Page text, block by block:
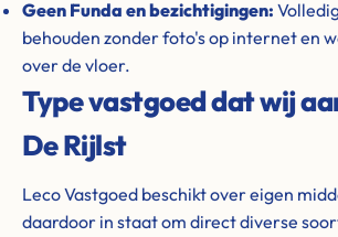
Geen Funda en bezichtigingen:
behouden zonder foto's op internet en
over de vloer.
Type vastgoed dat wij
De Rijlst
Leco Vastgoed beschikt over eigen
daardoor in staat om direct diverse